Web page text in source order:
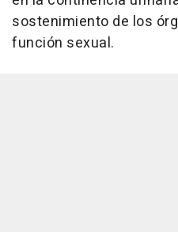
sostenimiento de los
función sexual.